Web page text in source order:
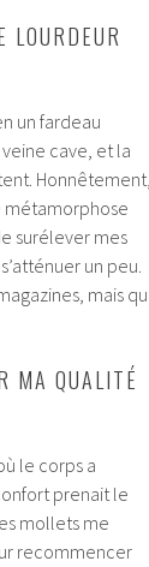
LOURDEUR
un fardeau
cave, et la
métamorphose
surélever mes
un peu.
mais
MA QUALITÉ
le corps a
prenait le
mollets me
recommencer